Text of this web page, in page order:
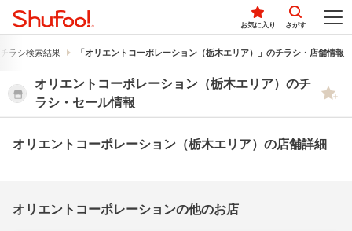
お気に入り さがす
ラシ検索結果 「オリエントコーポレーション（栃木エリア）」のチラシ・店舗情報
オリエントコーポレーション（栃木エリア）のチ
ラシ・セール情報
オリエントコーポレーション（栃木エリア）の店舗詳細
オリエントコーポレーションの他のお店